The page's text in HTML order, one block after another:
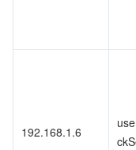
192.168.1.6